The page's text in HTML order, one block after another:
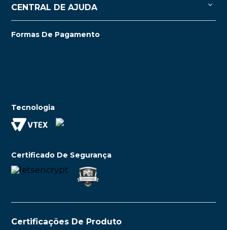
CENTRAL DE AJUDA
Formas De Pagamento
Tecnologia
Certificado De Segurança
Certificações De Produto